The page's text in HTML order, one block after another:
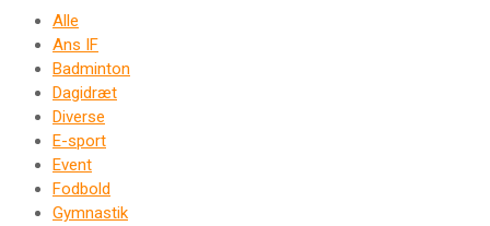
Alle
Ans IF
Badminton
Dagidræt
Diverse
E-sport
Event
Fodbold
Gymnastik